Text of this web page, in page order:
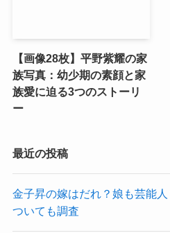
【画像28枚】平野紫耀の家
族写真：幼少期の素顔と家
族愛に迫る3つのストーリ
ー
最近の投稿
金子昇の嫁はだれ？娘も芸能
ついても調査